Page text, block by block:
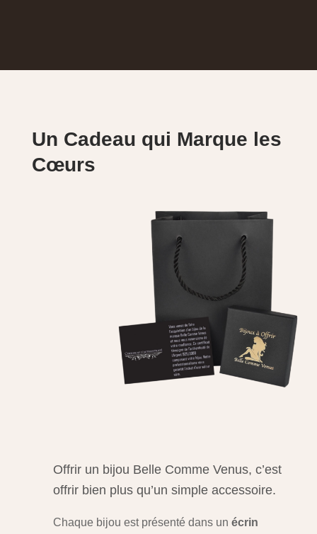
Un Cadeau qui Marque les
Cœurs
Offrir un bijou Belle Comme Venus, c’est
offrir bien plus qu’un simple accessoire.
Chaque bijou est présenté dans un écrin